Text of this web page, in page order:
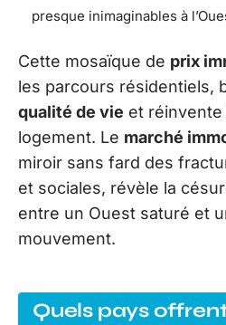
presque inimaginables à
Cette mosaïque de prix
les parcours résidentiels,
qualité de vie et réinvente
logement. Le marché
miroir sans fard des
et sociales, révèle la
entre un Ouest saturé et
mouvement.
Quels pays